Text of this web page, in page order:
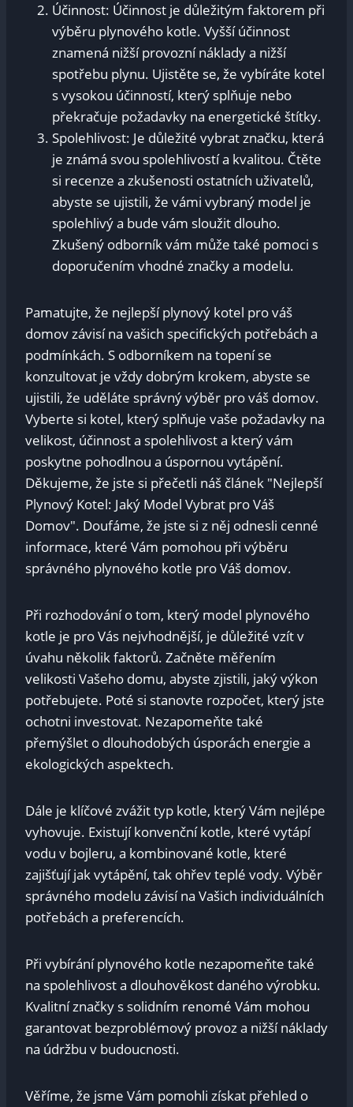
Účinnost: Účinnost je důležitým faktorem při
výběru plynového kotle. Vyšší účinnost
znamená nižší provozní náklady a nižší
spotřebu plynu. Ujistěte se, že vybíráte kotel
s vysokou účinností, který splňuje nebo
překračuje požadavky na energetické štítky.
Spolehlivost: Je důležité vybrat značku, která
je známá svou spolehlivostí a kvalitou. Čtěte
si recenze a zkušenosti ostatních uživatelů,
abyste se ujistili, že vámi vybraný model je
spolehlivý a bude vám sloužit dlouho.
Zkušený odborník vám může také pomoci s
doporučením vhodné značky a modelu.
Pamatujte, že nejlepší plynový kotel pro váš
domov závisí na vašich specifických potřebách a
podmínkách. S odborníkem na topení se
konzultovat je vždy dobrým krokem, abyste se
ujistili, že uděláte správný výběr pro váš domov.
Vyberte si kotel, který splňuje vaše požadavky na
velikost, účinnost a spolehlivost a který vám
poskytne pohodlnou a úspornou vytápění.
Děkujeme, že jste si přečetli náš článek "Nejlepší
Plynový Kotel: Jaký Model Vybrat pro Váš
Domov". Doufáme, že jste si z něj odnesli cenné
informace, které Vám pomohou při výběru
správného plynového kotle pro Váš domov.
Při rozhodování o tom, který model plynového
kotle je pro Vás nejvhodnější, je důležité vzít v
úvahu několik faktorů. Začněte měřením
velikosti Vašeho domu, abyste zjistili, jaký výkon
potřebujete. Poté si stanovte rozpočet, který jste
ochotni investovat. Nezapomeňte také
přemýšlet o dlouhodobých úsporách energie a
ekologických aspektech.
Dále je klíčové zvážit typ kotle, který Vám nejlépe
vyhovuje. Existují konvenční kotle, které vytápí
vodu v bojleru, a kombinované kotle, které
zajišťují jak vytápění, tak ohřev teplé vody. Výběr
správného modelu závisí na Vašich individuálních
potřebách a preferencích.
Při vybírání plynového kotle nezapomeňte také
na spolehlivost a dlouhověkost daného výrobku.
Kvalitní značky s solidním renomé Vám mohou
garantovat bezproblémový provoz a nižší náklady
na údržbu v budoucnosti.
Věříme, že jsme Vám pomohli získat přehled o